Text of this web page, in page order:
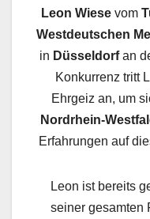
Leon Wiese vom
Westdeutschen
in Düsseldorfan
Konkurrenz tritt
Ehrgeiz an, um
Nordrhein-
Erfahrungen auf
Leon ist bereits
seiner gesamten